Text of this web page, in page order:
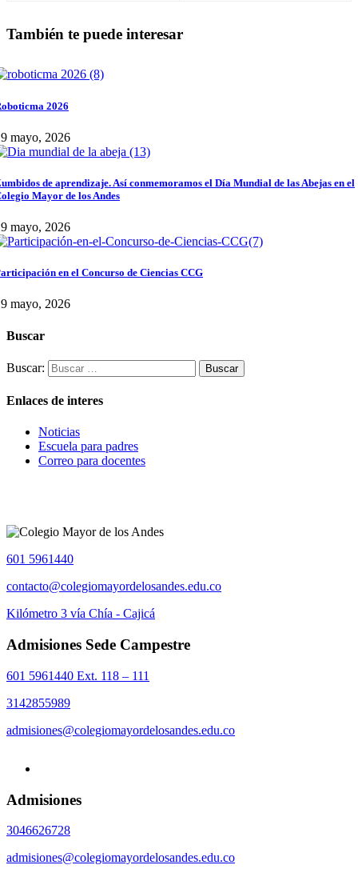
También te puede interesar
2026
mayo, 2026
de aprendizaje. Así conmemoramos el Día Mundial de las Abejas en el
Mayor de los Andes
mayo, 2026
en el Concurso de Ciencias CCG
mayo, 2026
Buscar
Buscar:
Enlaces de interes
Noticias
Escuela para padres
Correo para docentes
601 5961440
contacto@colegiomayordelosandes.edu.co
Kilómetro 3 vía Chía - Cajicá
Admisiones Sede Campestre
601 5961440 Ext. 118 – 111
3142855989
admisiones@colegiomayordelosandes.edu.co
Admisiones
3046626728
admisiones@colegiomayordelosandes.edu.co